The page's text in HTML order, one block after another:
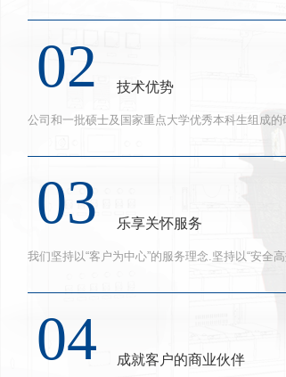
技术优势
公司和一批硕士及国家重点大学优秀本科生组成
乐享关怀服务
我们坚持以“客户为中心”的服务理念.坚持以“安全
成就客户的商业伙伴